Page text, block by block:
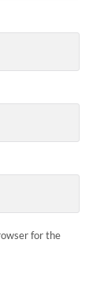
for the